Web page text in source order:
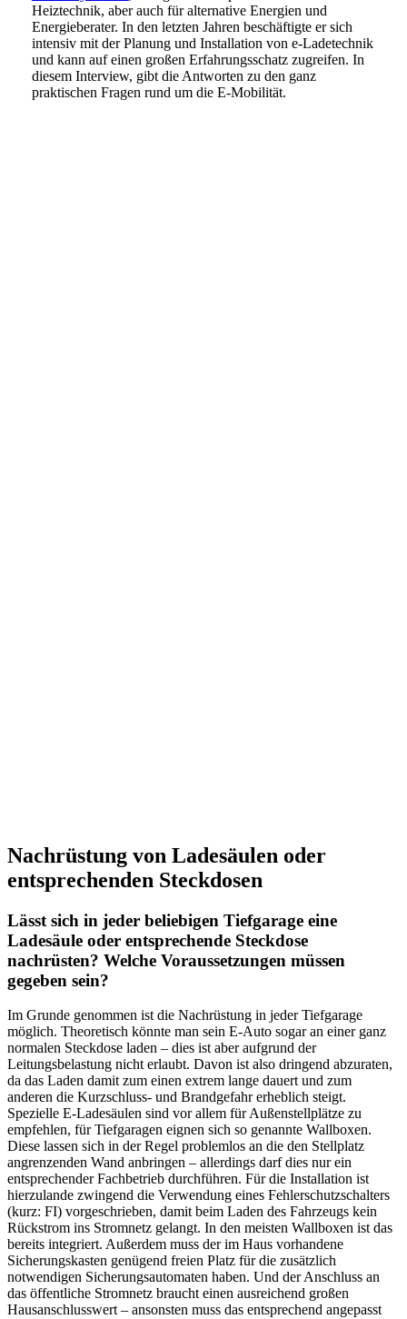
Heiztechnik, aber auch für alternative Energien und
Energieberater. In den letzten Jahren beschäftigte er sich
intensiv mit der Planung und Installation von e-Ladetechnik
und kann auf einen großen Erfahrungsschatz zugreifen. In
diesem Interview, gibt die Antworten zu den ganz
praktischen Fragen rund um die E-Mobilität.
Nachrüstung von Ladesäulen oder
entsprechenden Steckdosen
Lässt sich in jeder beliebigen Tiefgarage eine
Ladesäule oder entsprechende Steckdose
nachrüsten? Welche Voraussetzungen müssen
gegeben sein?
Im Grunde genommen ist die Nachrüstung in jeder Tiefgarage
möglich. Theoretisch könnte man sein E-Auto sogar an einer ganz
normalen Steckdose laden – dies ist aber aufgrund der
Leitungsbelastung nicht erlaubt. Davon ist also dringend abzuraten,
da das Laden damit zum einen extrem lange dauert und zum
anderen die Kurzschluss- und Brandgefahr erheblich steigt.
Spezielle E-Ladesäulen sind vor allem für Außenstellplätze zu
empfehlen, für Tiefgaragen eignen sich so genannte Wallboxen.
Diese lassen sich in der Regel problemlos an die den Stellplatz
angrenzenden Wand anbringen – allerdings darf dies nur ein
entsprechender Fachbetrieb durchführen. Für die Installation ist
hierzulande zwingend die Verwendung eines Fehlerschutzschalters
(kurz: FI) vorgeschrieben, damit beim Laden des Fahrzeugs kein
Rückstrom ins Stromnetz gelangt. In den meisten Wallboxen ist das
bereits integriert. Außerdem muss der im Haus vorhandene
Sicherungskasten genügend freien Platz für die zusätzlich
notwendigen Sicherungsautomaten haben. Und der Anschluss an
das öffentliche Stromnetz braucht einen ausreichend großen
Hausanschlusswert – ansonsten muss das entsprechend angepasst